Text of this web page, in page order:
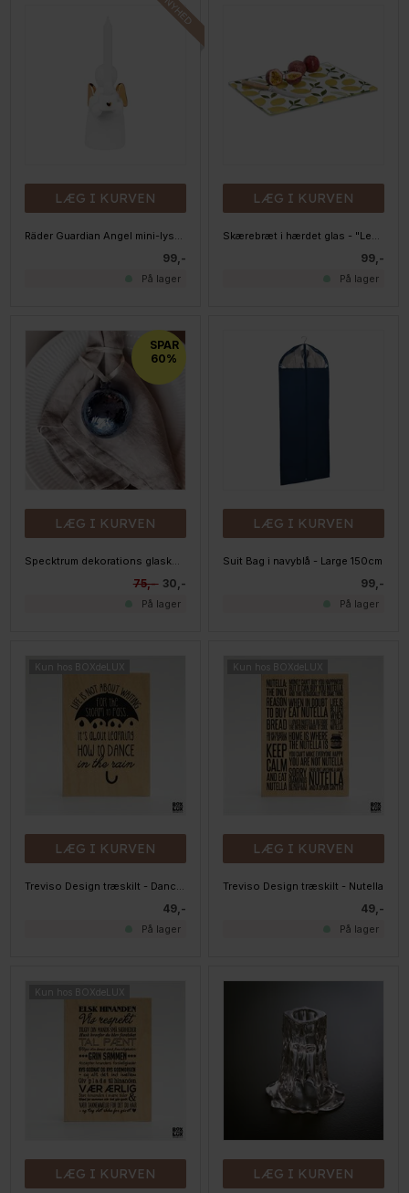
LÆG I KURVEN
Räder Guardian Angel mini-lysestage
99,-
På lager
LÆG I KURVEN
Skærebræt i hærdet glas - "Lemons" 40x30 cm.
99,-
På lager
SPAR
60%
LÆG I KURVEN
Specktrum dekorations glaskugle - Unika - Midnight Blue
75,- 30,-
På lager
LÆG I KURVEN
Suit Bag i navyblå - Large 150cm
99,-
På lager
Kun hos BOXdeLUX
LÆG I KURVEN
Treviso Design træskilt - Dance in the rain
49,-
På lager
Kun hos BOXdeLUX
LÆG I KURVEN
Treviso Design træskilt - Nutella
49,-
På lager
Kun hos BOXdeLUX
LÆG I KURVEN LÆG I KURVEN